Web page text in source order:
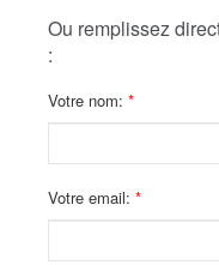
Ou remplissez
:
Votre nom:
Votre email: